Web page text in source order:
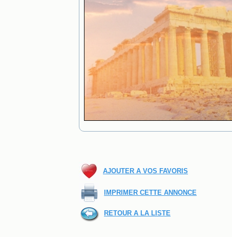
AJOUTER A VOS FAVORIS
IMPRIMER CETTE ANNONCE
RETOUR A LA LISTE